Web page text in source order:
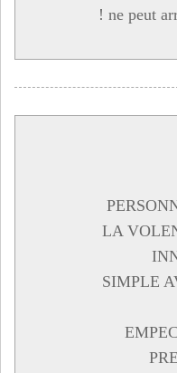
ne peut
LA
SIMPLE